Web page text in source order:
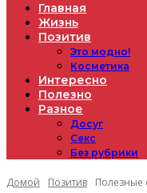
Главная
Жизнь
Позитив
Это модно!
Косметика
Интересно
Полезно
Разное
Досуг
Секс
Без рубрики
Домой Позитив Полезные